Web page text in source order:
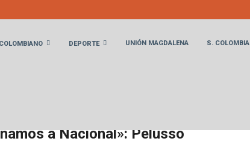
DEPORTE UNIÓN MAGDALENA S. COLOMBIA
a Nacional»: Pelusso